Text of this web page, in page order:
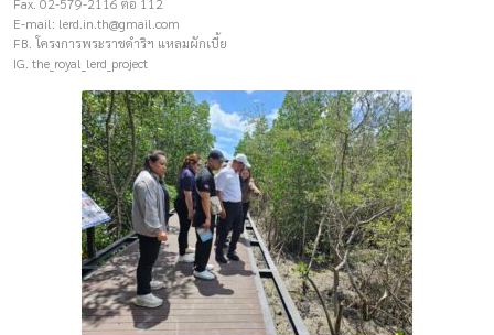
E-mail: lerd.in.th@gmail.com
FB. โครงการพระราชดำริฯ แหลมผักเบี้ย
IG. the_royal_lerd_project